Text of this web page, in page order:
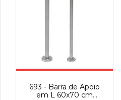
693 - Barra de Apoio
em L 60x70 cm